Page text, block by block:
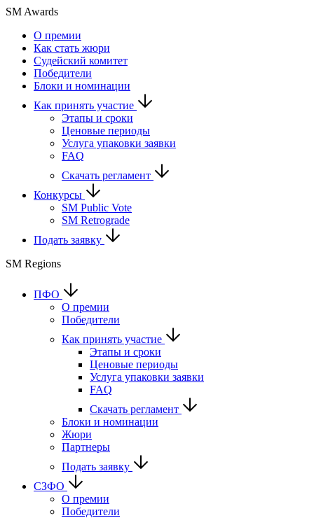
SM Awards
О премии
Как стать жюри
Судейский комитет
Победители
Блоки и номинации
Как принять участие
Этапы и сроки
Ценовые периоды
Услуга упаковки заявки
FAQ
Скачать регламент
Конкурсы
SM Public Vote
SM Retrograde
Подать заявку
SM Regions
ПФО
О премии
Победители
Как принять участие
Этапы и сроки
Ценовые периоды
Услуга упаковки заявки
FAQ
Скачать регламент
Блоки и номинации
Жюри
Партнеры
Подать заявку
СЗФО
О премии
Победители